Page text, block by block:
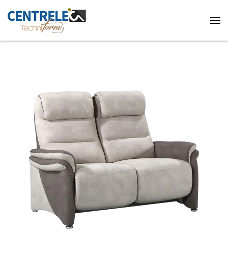
Accéder au contenu principal